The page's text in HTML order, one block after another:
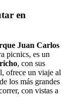
en
Juan Carlos
picnics, es un
, con sus
ofrece un viaje al
los más grandes
con vistas a